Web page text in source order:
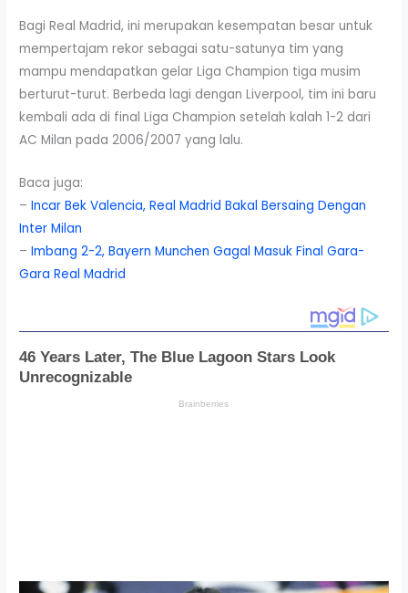
Bagi Real Madrid, ini merupakan kesempatan besar untuk
mempertajam rekor sebagai satu-satunya tim yang
mampu mendapatkan gelar Liga Champion tiga musim
berturut-turut. Berbeda lagi dengan Liverpool, tim ini baru
kembali ada di final Liga Champion setelah kalah 1-2 dari
AC Milan pada 2006/2007 yang lalu.
Baca juga:
–Incar Bek Valencia, Real Madrid Bakal Bersaing Dengan
Inter Milan
–Imbang 2-2, Bayern Munchen Gagal Masuk Final Gara-
Gara Real Madrid